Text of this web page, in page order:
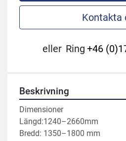
Kontakta
eller Ring +46
Beskrivning
Dimensioner
Längd:1240–2660mm
Bredd: 1350–1800 mm